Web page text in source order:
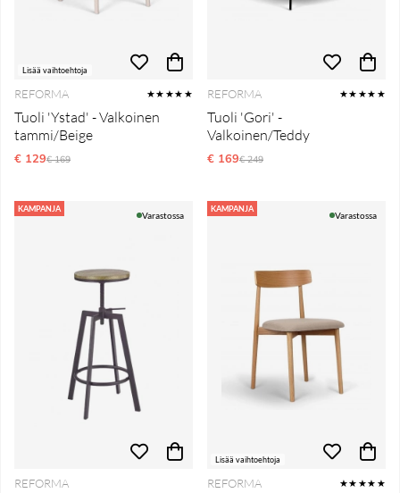
Lisää vaihtoehtoja
REFORMA ★★★★★
Tuoli 'Ystad' - Valkoinen
tammi/Beige
€ 129Normaali hinta
€ 169
REFORMA ★★★★★
Tuoli 'Gori' -
Valkoinen/Teddy
€ 169Normaali hinta
€ 249
KAMPANJA
Varastossa
REFORMA
KAMPANJA
Lisää vaihtoehtoja
Varastossa
REFORMA ★★★★★